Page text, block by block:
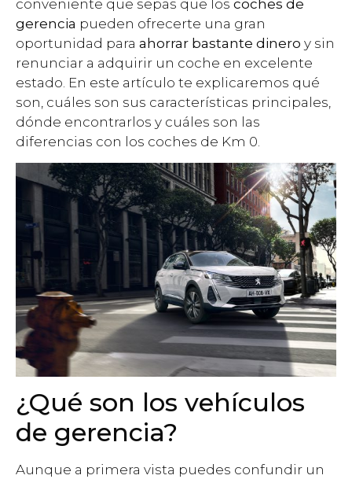
conveniente que sepas que los coches de
gerencia pueden ofrecerte una gran
oportunidad para ahorrar bastante dinero y sin
renunciar a adquirir un coche en excelente
estado. En este artículo te explicaremos qué
son, cuáles son sus características principales,
dónde encontrarlos y cuáles son las
diferencias con los coches de Km 0.
¿Qué son los vehículos
de gerencia?
Aunque a primera vista puedes confundir un